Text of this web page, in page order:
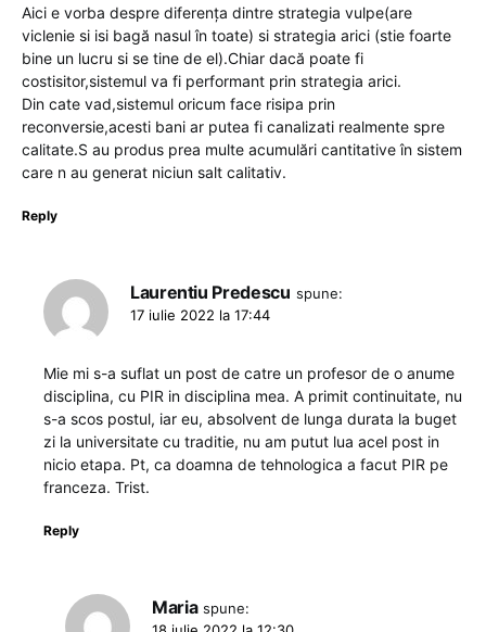
Aici e vorba despre diferența dintre strategia vulpe(are
viclenie si isi bagă nasul în toate) si strategia arici (stie foarte
bine un lucru si se tine de el).Chiar dacă poate fi
costisitor,sistemul va fi performant prin strategia arici.
Din cate vad,sistemul oricum face risipa prin
reconversie,acesti bani ar putea fi canalizati realmente spre
calitate.S au produs prea multe acumulări cantitative în sistem
care n au generat niciun salt calitativ.
Reply
Laurentiu Predescu spune:
17 iulie 2022 la 17:44
Mie mi s-a suflat un post de catre un profesor de o anume
disciplina, cu PIR in disciplina mea. A primit continuitate, nu
s-a scos postul, iar eu, absolvent de lunga durata la buget
zi la universitate cu traditie, nu am putut lua acel post in
nicio etapa. Pt, ca doamna de tehnologica a facut PIR pe
franceza. Trist.
Reply
Maria spune: